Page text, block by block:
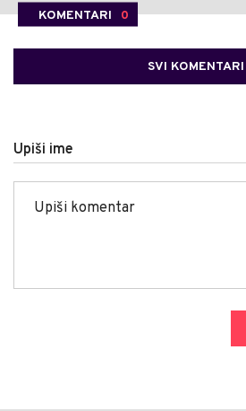
KOMENTARI 0
SVI KOMENTARI
Upiši ime